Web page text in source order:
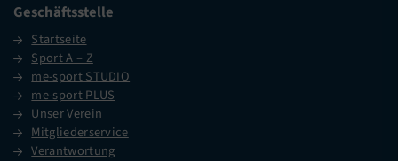
Geschäftsstelle
Startseite
Sport A – Z
me-sport STUDIO
me-sport PLUS
Unser Verein
Mitgliederservice
Verantwortung